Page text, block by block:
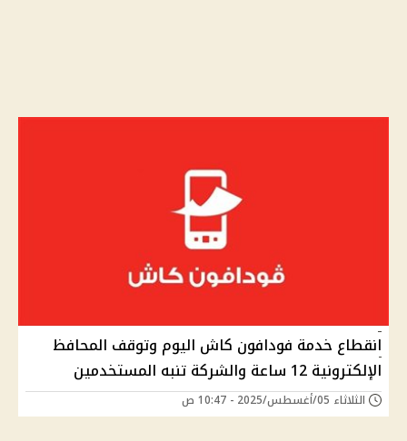
انقطاع خدمة فودافون كاش اليوم وتوقف المحافظ
الإلكترونية 12 ساعة والشركة تنبه المستخدمين
الثلاثاء 05/أغسطس/2025 - 10:47 ص